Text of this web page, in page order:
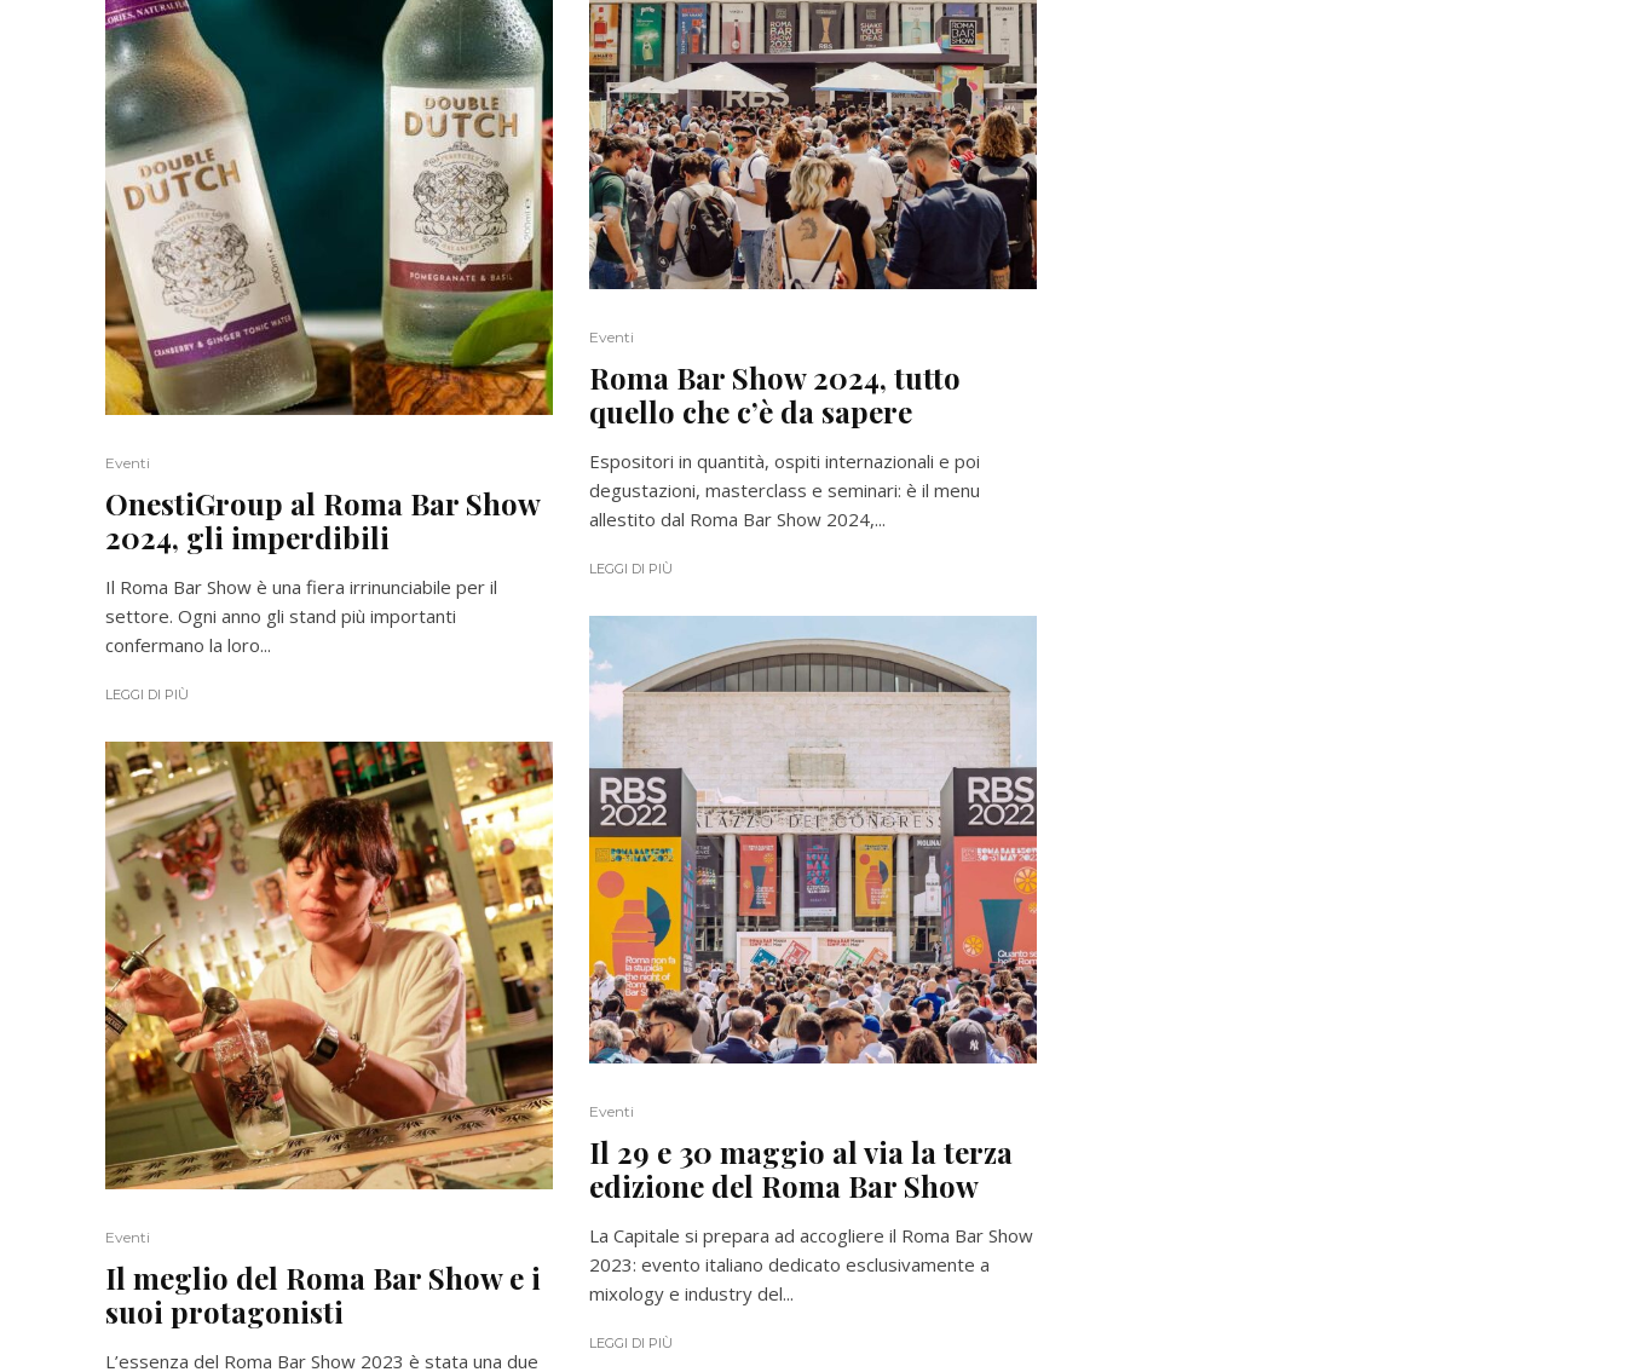
Eventi
OnestiGroup al Roma Bar Show
2024, gli imperdibili
Il Roma Bar Show è una fiera irrinunciabile per il
settore. Ogni anno gli stand più importanti
confermano la loro...
LEGGI DI PIÙ
Eventi
Il meglio del Roma Bar Show e i
suoi protagonisti
L’essenza del Roma Bar Show 2023 è stata una due
Eventi
Roma Bar Show 2024, tutto
quello che c’è da sapere
Espositori in quantità, ospiti internazionali e poi
degustazioni, masterclass e seminari: è il menu
allestito dal Roma Bar Show 2024,...
LEGGI DI PIÙ
Eventi
Il 29 e 30 maggio al via la terza
edizione del Roma Bar Show
La Capitale si prepara ad accogliere il Roma Bar Show
2023: evento italiano dedicato esclusivamente a
mixology e industry del...
LEGGI DI PIÙ